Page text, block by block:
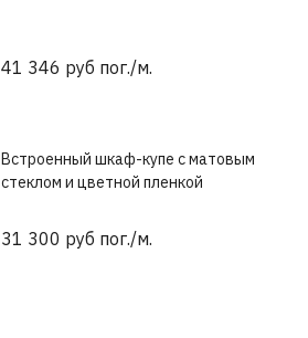
41 346 руб пог./м.
Встроенный шкаф-купе с матовым
стеклом и цветной пленкой
31 300 руб пог./м.